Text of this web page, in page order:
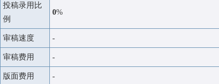
投稿录用比
例
0%
审稿速度 -
审稿费用 -
版面费用 -